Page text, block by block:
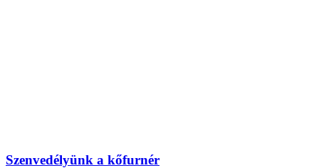
Szenvedélyünk a kőfurnér